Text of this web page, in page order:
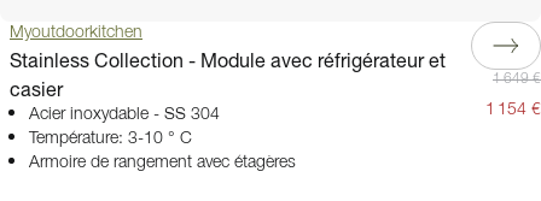
Myoutdoorkitchen
Stainless Collection - Module avec réfrigérateur et
casier
Acier inoxydable - SS 304
Température: 3-10 ° C
Armoire de rangement avec étagères
1 649 €
1 154 €